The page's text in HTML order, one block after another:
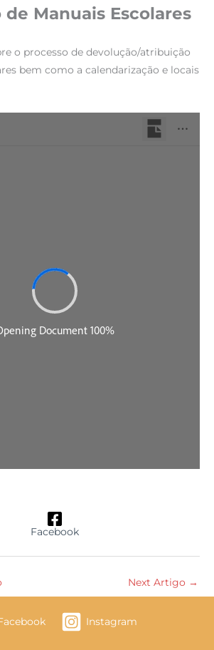
Manuais Escolares
o processo de devolução/atribuição
bem como a calendarização e locais
Facebook
Next Artigo →
Instagram